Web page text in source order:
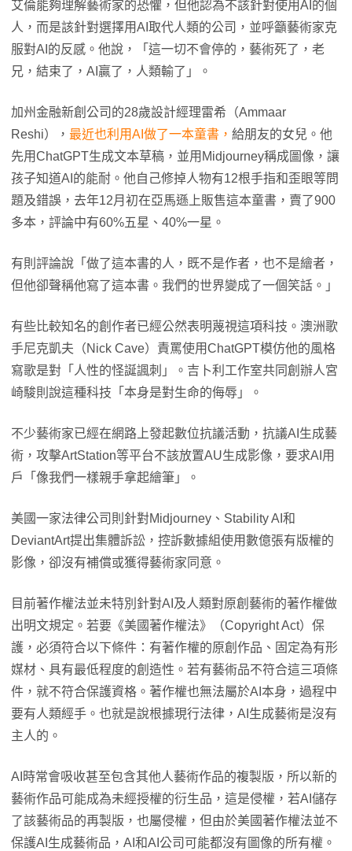
艾倫能夠理解藝術家的恐懼，但他認為不該針對使用AI的個
人，而是該針對選擇用AI取代人類的公司，並呼籲藝術家克
服對AI的反感。他說，「這一切不會停的，藝術死了，老
兄，結束了，AI贏了，人類輸了」。
加州金融新創公司的28歲設計經理雷希（Ammaar
Reshi）， 最近也利用AI做了一本童書， 給朋友的女兒。他
先用ChatGPT生成文本草稿，並用Midjourney稱成圖像，讓
孩子知道AI的能耐。他自己修掉人物有12根手指和歪眼等問
題及錯誤，去年12月初在亞馬遜上販售這本童書，賣了900
多本，評論中有60%五星、40%一星。
有則評論說「做了這本書的人，既不是作者，也不是繪者，
但他卻聲稱他寫了這本書。我們的世界變成了一個笑話。」
有些比較知名的創作者已經公然表明蔑視這項科技。澳洲歌
手尼克凱夫（Nick Cave）責罵使用ChatGPT模仿他的風格
寫歌是對「人性的怪誕諷刺」。吉卜利工作室共同創辦人宮
崎駿則說這種科技「本身是對生命的侮辱」。
不少藝術家已經在網路上發起數位抗議活動，抗議AI生成藝
術，攻擊ArtStation等平台不該放置AU生成影像，要求AI用
戶「像我們一樣親手拿起繪筆」。
美國一家法律公司則針對Midjourney、Stability AI和
DeviantArt提出集體訴訟，控訴數據組使用數億張有版權的
影像，卻沒有補償或獲得藝術家同意。
目前著作權法並未特別針對AI及人類對原創藝術的著作權做
出明文規定。若要《美國著作權法》（Copyright Act）保
護，必須符合以下條件：有著作權的原創作品、固定為有形
媒材、具有最低程度的創造性。若有藝術品不符合這三項條
件，就不符合保護資格。著作權也無法屬於AI本身，過程中
要有人類經手。也就是說根據現行法律，AI生成藝術是沒有
主人的。
AI時常會吸收甚至包含其他人藝術作品的複製版，所以新的
藝術作品可能成為未經授權的衍生品，這是侵權，若AI儲存
了該藝術品的再製版，也屬侵權，但由於美國著作權法並不
保護AI生成藝術品，AI和AI公司可能都沒有圖像的所有權。